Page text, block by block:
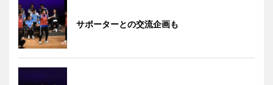
サポーターとの交流企画も